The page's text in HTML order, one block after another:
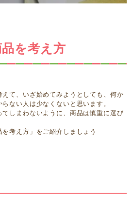
を考え方
て、いざ始めてみようとしても、何か
ない人は少なくないと思います。
しまわないように、商品は慎重に選び
考え方」をご紹介しましょう